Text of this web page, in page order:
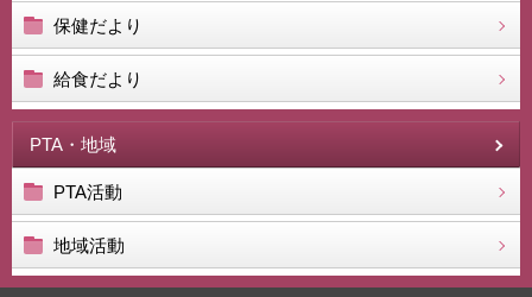
保健だより
給食だより
PTA・地域
PTA活動
地域活動